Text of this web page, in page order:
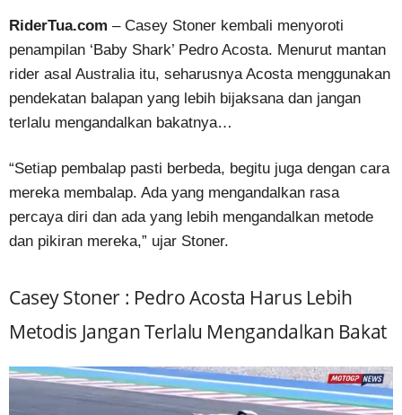
RiderTua.com – Casey Stoner kembali menyoroti
penampilan ‘Baby Shark’ Pedro Acosta. Menurut mantan
rider asal Australia itu, seharusnya Acosta menggunakan
pendekatan balapan yang lebih bijaksana dan jangan
terlalu mengandalkan bakatnya…
“Setiap pembalap pasti berbeda, begitu juga dengan cara
mereka membalap. Ada yang mengandalkan rasa
percaya diri dan ada yang lebih mengandalkan metode
dan pikiran mereka,” ujar Stoner.
Casey Stoner : Pedro Acosta Harus Lebih
Metodis Jangan Terlalu Mengandalkan Bakat